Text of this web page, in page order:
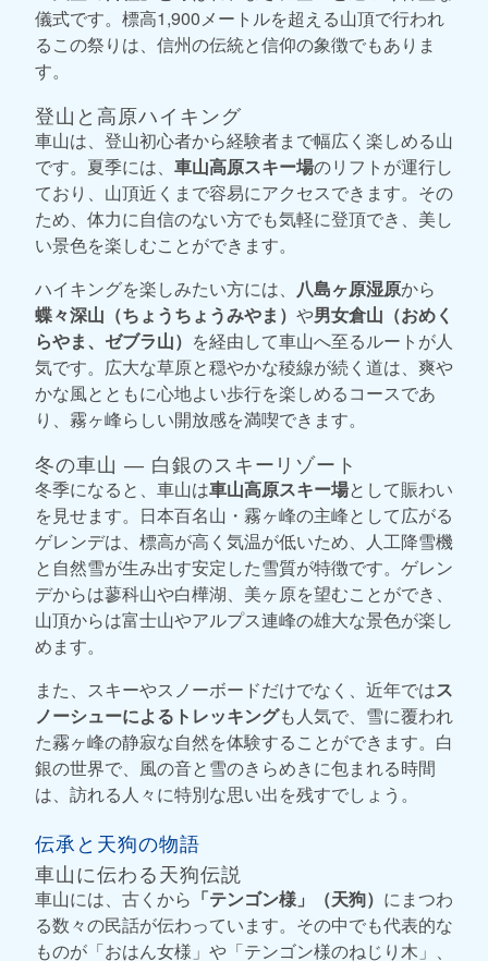
儀式です。標高1,900メートルを超える山頂で行われ
るこの祭りは、信州の伝統と信仰の象徴でもありま
す。
登山と高原ハイキング
車山は、登山初心者から経験者まで幅広く楽しめる山
です。夏季には、 車山高原スキー場のリフトが運行し
ており、山頂近くまで容易にアクセスできます。その
ため、体力に自信のない方でも気軽に登頂でき、美し
い景色を楽しむことができます。
ハイキングを楽しみたい方には、 八島ヶ原湿原から
蝶々深山（ちょうちょうみやま） や男女倉山（おめく
らやま、ゼブラ山） を経由して車山へ至るルートが人
気です。広大な草原と穏やかな稜線が続く道は、爽や
かな風とともに心地よい歩行を楽しめるコースであ
り、霧ヶ峰らしい開放感を満喫できます。
冬の車山 ― 白銀のスキーリゾート
冬季になると、車山は車山高原スキー場として賑わい
を見せます。日本百名山・霧ヶ峰の主峰として広がる
ゲレンデは、標高が高く気温が低いため、人工降雪機
と自然雪が生み出す安定した雪質が特徴です。ゲレン
デからは蓼科山や白樺湖、美ヶ原を望むことができ、
山頂からは富士山やアルプス連峰の雄大な景色が楽し
めます。
また、スキーやスノーボードだけでなく、近年ではス
ノーシューによるトレッキングも人気で、雪に覆われ
た霧ヶ峰の静寂な自然を体験することができます。白
銀の世界で、風の音と雪のきらめきに包まれる時間
は、訪れる人々に特別な思い出を残すでしょう。
伝承と天狗の物語
車山に伝わる天狗伝説
車山には、古くから 「テンゴン様」（天狗） にまつわ
る数々の民話が伝わっています。その中でも代表的な
ものが「おはん女様」や「テンゴン様のねじり木」、